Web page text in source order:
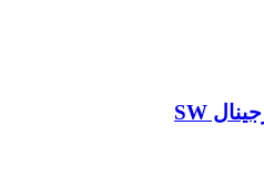
سیم قلع کش آمریکایی اورجینال SW